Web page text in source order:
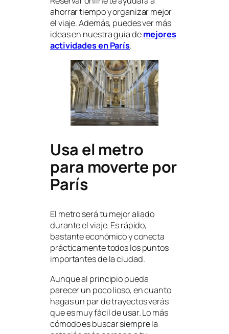
ahorrar tiempo y organizar mejor
el viaje. Además, puedes ver más
ideas en nuestra guía demejores
actividades en París.
Usa el metro
para moverte por
París
El metro será tu mejor aliado
durante el viaje. Es rápido,
bastante económico y conecta
prácticamente todos los puntos
importantes de la ciudad.
Aunque al principio pueda
parecer un poco lioso, en cuanto
hagas un par de trayectos verás
que es muy fácil de usar. Lo más
cómodo es buscar siempre la